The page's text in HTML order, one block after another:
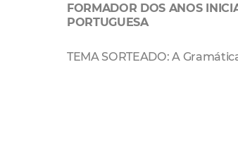
FORMADOR DOS ANOS
PORTUGUESA
TEMA SORTEADO: A